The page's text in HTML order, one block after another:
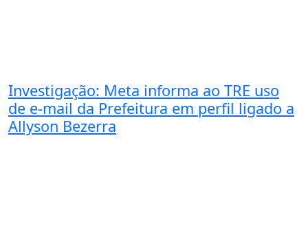
Investigação: Meta informa ao TRE uso
de e-mail da Prefeitura em perfil ligado a
Allyson Bezerra